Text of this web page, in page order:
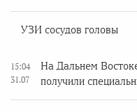
УЗИ сосудов головы
15:04
31.07
На Дальнем
получили